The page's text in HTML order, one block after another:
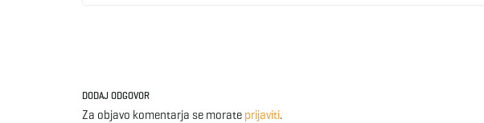
DODAJ ODGOVOR
Za objavo komentarja se morate prijaviti.